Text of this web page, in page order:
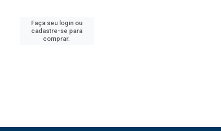
Faça seu login ou
cadastre-se para
comprar.